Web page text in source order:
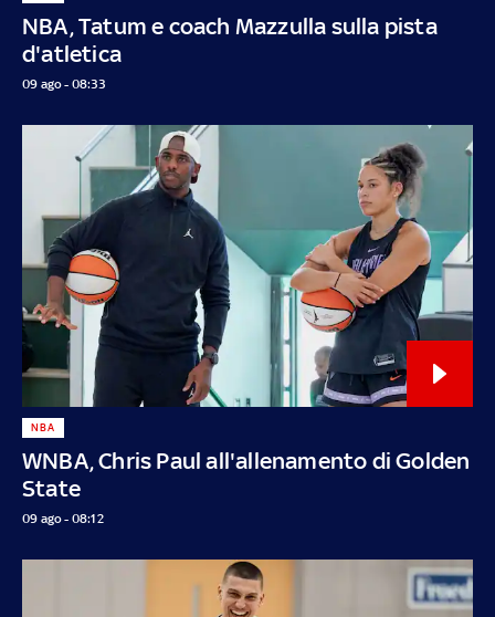
NBA, Tatum e coach Mazzulla sulla pista
d'atletica
09 ago - 08:33
WNBA, Chris Paul all'allenamento di Golden
State
NBA
09 ago - 08:12